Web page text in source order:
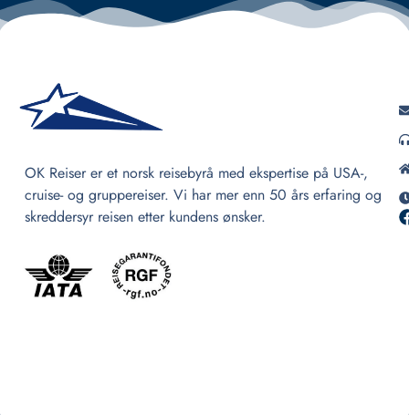
OK Reiser er et norsk reisebyrå med ekspertise på USA-,
cruise- og gruppereiser. Vi har mer enn 50 års erfaring og
skreddersyr reisen etter kundens ønsker.